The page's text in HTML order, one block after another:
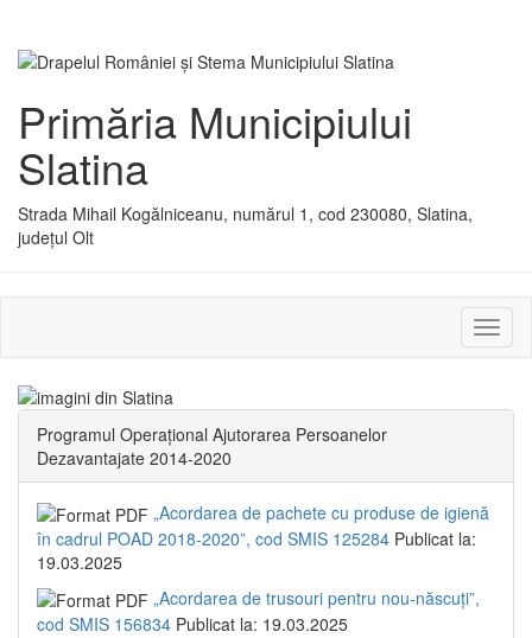
Primăria Municipiului
Slatina
Strada Mihail Kogălniceanu, numărul 1, cod 230080, Slatina,
județul Olt
sau
Programul Operațional Ajutorarea Persoanelor
Dezavantajate 2014-2020
„Acordarea de pachete cu produse de igienă
în cadrul POAD 2018-2020”, cod SMIS 125284 Publicat la:
19.03.2025
„Acordarea de trusouri pentru nou-născuți”,
cod SMIS 156834 Publicat la: 19.03.2025